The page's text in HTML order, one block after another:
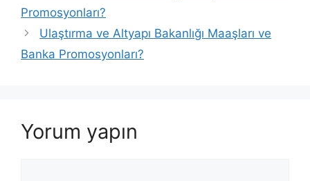
Promosyonları?
Ulaştırma ve Altyapı Bakanlığı Maaşları ve
Banka Promosyonları?
Yorum yapın